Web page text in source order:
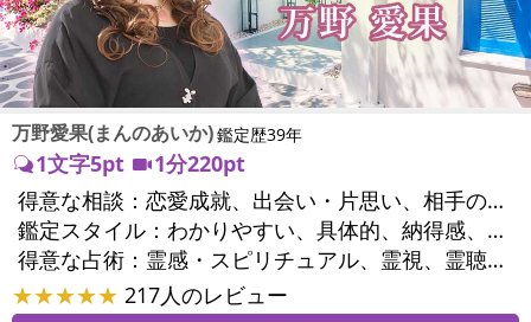
万野愛果(まんのあいか)鑑定歴39年
1文字5pt
1分220pt
得意な相談：
恋愛成就、出会い・片思い、相手の気持ち、相性、縁結び、結婚、男心・女心、二人の今後、複雑な恋愛、三角関係、略奪愛、浮気、不倫、復活愛、復縁、離婚、同性愛・LGBT、人間関係、職場の人間関係、対人関係、仕事運、適職、天職、転職、進路、就職、人生全般、使命、経営相談、人事、開業、廃業、夢、目標、ビジネスチャンス、ビジネスパートナー、パワーハラスメント、セクシャルハラスメント、家族関係、夫婦関係、家庭問題、夫婦問題、親族問題、育児・子育て、シングルマザー、ドメスティックバイオレンス、相続関係、美容、精神問題、心の問題、うつ、ストレス、いじめ、人生相談、霊的問題、ご先祖様、守護霊様、お墓参り、魂の本質、前世、来世、夢診断、ペットの気持ち、ペット交信、ペットへのヒーリング、パワーストーン選択、引越し・転居、方位、開運指導、健康運、金銭トラブル、ご近所問題、縁切り
鑑定スタイル：
わかりやすい、具体的、納得感、友達のように相談できる、聞き上手、とても話しやすい、じっくり聞いてくれる、愛にあふれ温かい、勇気をくれる、前向き・元気になれる、実力派
得意な占術：
霊感・スピリチュアル、霊視、霊聴、未来予知、前世・来世、守護霊対話、波動修正、オーラ、エネルギー調整、ソウルメイト、チャネリング、ペットの気持ち、タロット、オラクルカード、風水、姓名判断、九星気学、四柱推命、数秘術、カラー診断、夢診断、易学、手相、人相(顔相)、祈祷、祈願、縁結び、除霊、縁切り、パワーストーン、水晶、サイコロ、ヒーリング、レイキ、カウンセリング、オリジナル占術
★★★★★ 217人のレビュー